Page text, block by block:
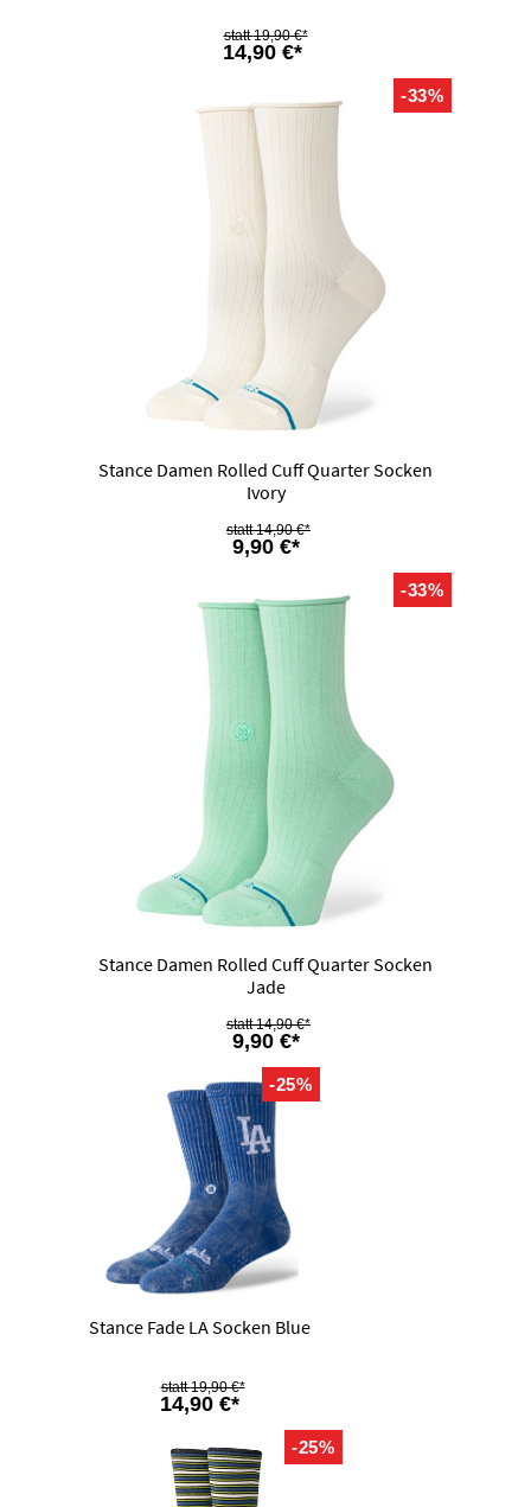
14,90 €*
19,90 €*
-33%
Stance Damen Rolled Cuff Quarter Socken
Ivory
9,90 €*
14,90 €*
-33%
Stance Damen Rolled Cuff Quarter Socken
Jade
9,90 €*
14,90 €*
-25%
Stance Fade LA Socken Blue
14,90 €*
19,90 €*
-25%